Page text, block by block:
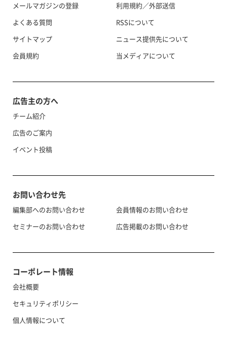
メールマガジンの登録
よくある質問
サイトマップ
会員規約
利用規約／外部送信
RSSについて
ニュース提供先について
当メディアについて
広告主の方へ
チーム紹介
広告のご案内
イベント投稿
お問い合わせ先
編集部へのお問い合わせ
セミナーのお問い合わせ
会員情報のお問い合わせ
広告掲載のお問い合わせ
コーポレート情報
会社概要
セキュリティポリシー
個人情報について